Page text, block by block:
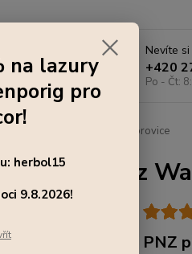
Hledat
Nevíte
+420
Po - Čt:
na dřevo W (Holz Wachs), borovice
W (Holz
PNZ
na lazury
pro
herbol15
9.8.2026!